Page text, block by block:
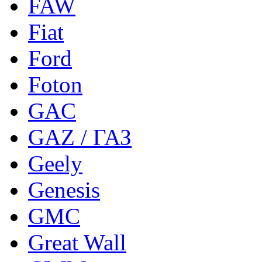
FAW
Fiat
Ford
Foton
GAC
GAZ / ГАЗ
Geely
Genesis
GMC
Great Wall